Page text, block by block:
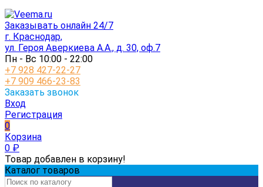
Заказывать онлайн 24/7
г. Краснодар,
ул. Героя Аверкиева А.А., д. 30, оф.7
Пн - Вс 10:00 - 22:00
+7 928 427-22-27
+7 909 466-23-83
Заказать звонок
Вход
Регистрация
0
Корзина
0 ₽
Товар добавлен в корзину!
Каталог товаров